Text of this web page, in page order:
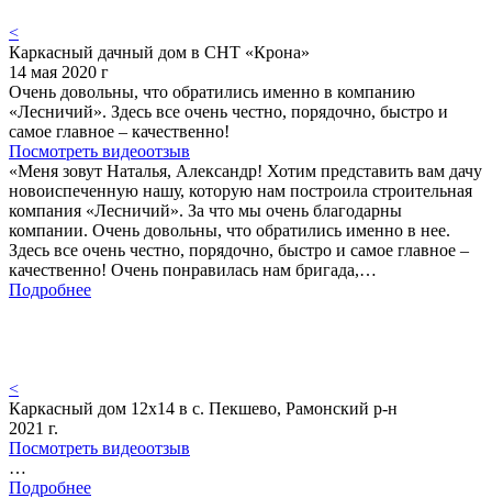
<
Каркасный дачный дом в СНТ «Крона»
14 мая 2020 г
Очень довольны, что обратились именно в компанию
«Лесничий». Здесь все очень честно, порядочно, быстро и
самое главное – качественно!
Посмотреть видеоотзыв
«Меня зовут Наталья, Александр! Хотим представить вам дачу
новоиспеченную нашу, которую нам построила строительная
компания «Лесничий». За что мы очень благодарны
компании. Очень довольны, что обратились именно в нее.
Здесь все очень честно, порядочно, быстро и самое главное –
качественно! Очень понравилась нам бригада,…
Подробнее
<
Каркасный дом 12х14 в с. Пекшево, Рамонский р-н
2021 г.
Посмотреть видеоотзыв
…
Подробнее